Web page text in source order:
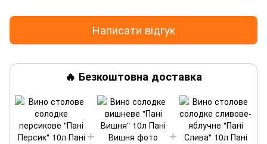
Написати відгук
🔥 Безкоштовна доставка